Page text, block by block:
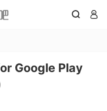
 
Google Play
)